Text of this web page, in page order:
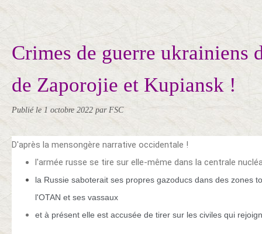
Crimes de guerre ukrainiens
de Zaporojie et Kupiansk !
Publié le 1 octobre 2022 par FSC
D'après la mensongère narrative occidentale !
l'armée russe se tire sur elle-même dans la centrale
la Russie saboterait ses propres gazoducs dans des zones
l'OTAN et ses vassaux
et à présent elle est accusée de tirer sur les civiles qui